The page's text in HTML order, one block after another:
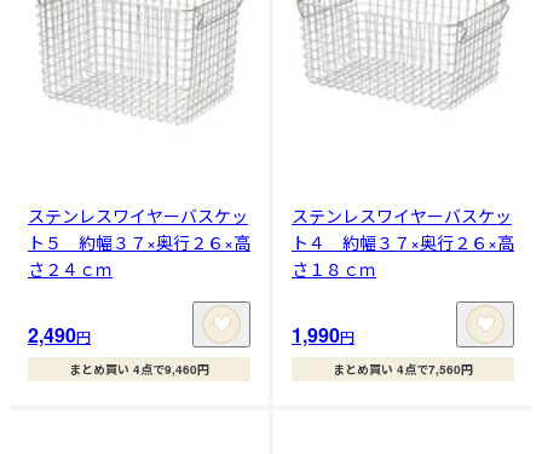
ステンレスワイヤーバスケッ
ト５ 約幅３７×奥行２６×高
さ２４ｃｍ
2,490円
まとめ買い 4点で9,460円
ステンレスワイヤーバスケッ
ト４ 約幅３７×奥行２６×高
さ１８ｃｍ
1,990円
まとめ買い 4点で7,560円